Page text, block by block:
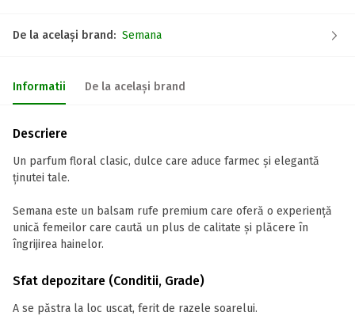
De la același brand: Semana
Informatii De la același brand
Descriere
Un parfum floral clasic, dulce care aduce farmec și elegantă
ținutei tale.
Semana este un balsam rufe premium care oferă o experiență
unică femeilor care caută un plus de calitate și plăcere în
îngrijirea hainelor.
Sfat depozitare (Conditii, Grade)
A se păstra la loc uscat, ferit de razele soarelui.